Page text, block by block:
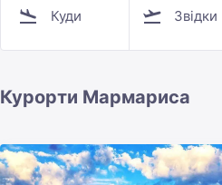
Куди Звідки
Курорти Мармариса